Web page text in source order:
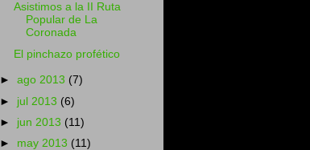
Asistimos a la II Ruta
Popular de La
Coronada
El pinchazo profético
►ago 2013 (7)
► jul 2013 (6)
► jun 2013 (11)
► may 2013 (11)